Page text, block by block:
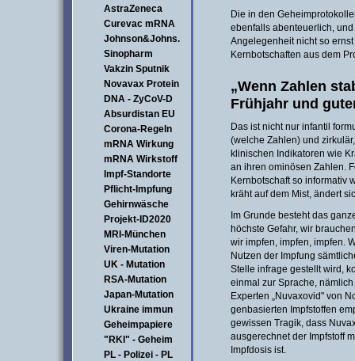
AstraZeneca
Curevac mRNA
Johnson&Johns.
Sinopharm
Vakzin Sputnik
Novavax Protein
DNA - ZyCoV-D
Absurdistan EU
Corona-Regeln
mRNA Wirkung
mRNA Wirkstoff
Impf-Standorte
Pflicht-Impfung
Gehirnwäsche
Projekt-ID2020
MRI-München
Viren-Mutation
UK - Mutation
RSA-Mutation
Japan-Mutation
Ukraine immun
Geheimpapiere
"RKI" - Geheim
PL - Polizei - PL
Die in den
ebenfalls abenteuerlich,
Angelegenheit nicht so
Kernbotschaften aus dem
„Wenn Zahlen
Frühjahr und
Das ist nicht nur infantil
(welche Zahlen) und
klinischen Indikatoren wie
an ihren ominösen Zahlen.
Kernbotschaft so informativ
kräht auf dem Mist, ändert
Im Grunde besteht das
höchste Gefahr, wir
wir impfen, impfen, impfen.
Nutzen der Impfung
Stelle infrage gestellt wird,
einmal zur Sprache,
Experten „Nuvaxovid" von
genbasierten Impfstoffen
gewissen Tragik, dass
ausgerechnet der Impfstoff
Impfdosis ist.